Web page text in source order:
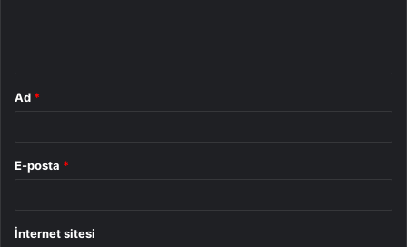
Ad *
E-posta *
İnternet sitesi